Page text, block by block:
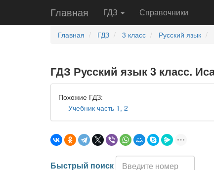
Главная ГДЗ Справочники
Главная ГДЗ 3 класс Русский язык
ГДЗ Русский язык 3 класс.
Похожие ГДЗ:
Учебник часть 1, 2
Быстрый поиск